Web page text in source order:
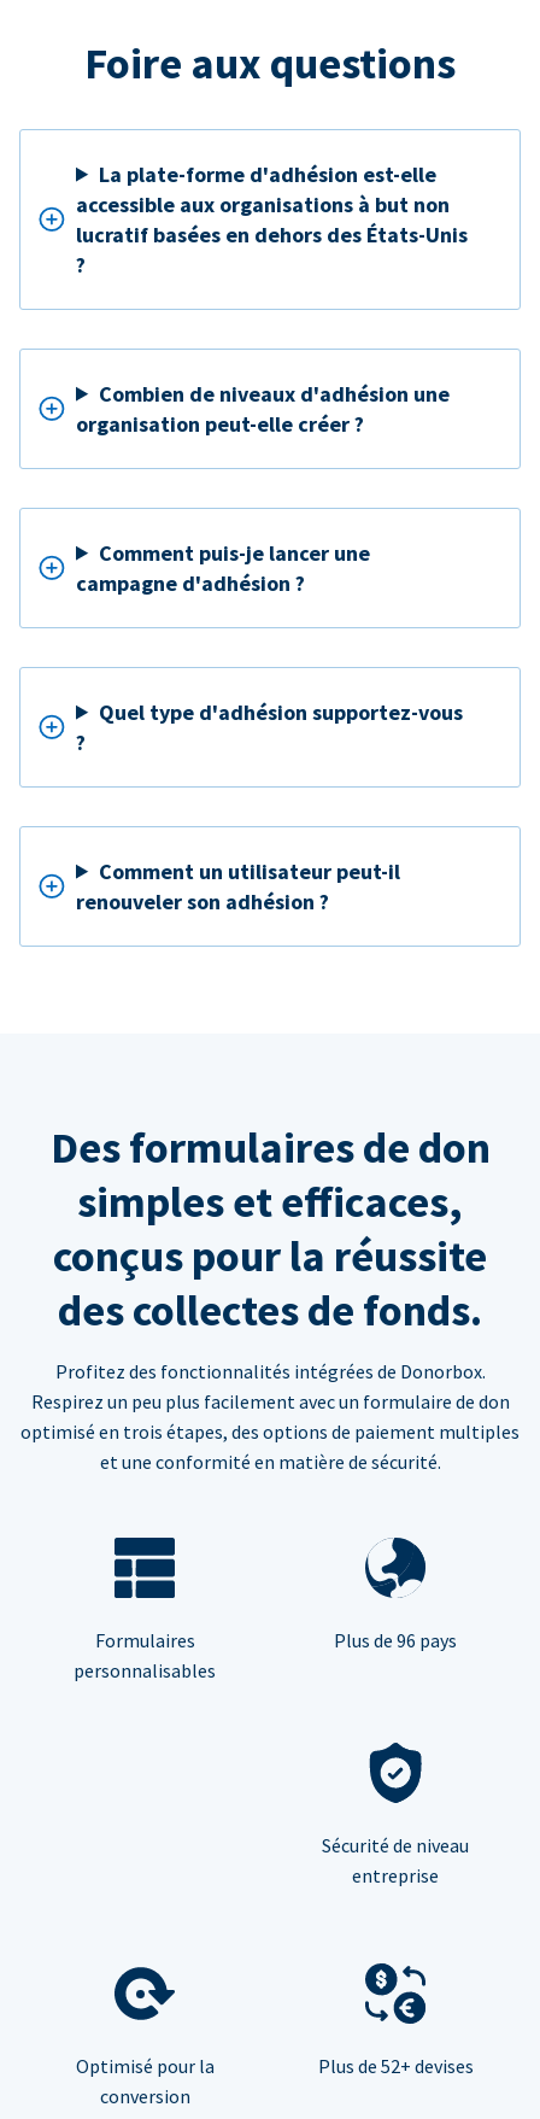
Foire aux questions
La plate-forme d'adhésion est-elle
accessible aux organisations à but non
lucratif basées en dehors des États-Unis
?
Combien de niveaux d'adhésion une
organisation peut-elle créer ?
Comment puis-je lancer une
campagne d'adhésion ?
Quel type d'adhésion supportez-vous
?
Comment un utilisateur peut-il
renouveler son adhésion ?
Des formulaires de don
simples et efficaces,
conçus pour la réussite
des collectes de fonds.
Profitez des fonctionnalités intégrées de Donorbox.
Respirez un peu plus facilement avec un formulaire de don
optimisé en trois étapes, des options de paiement multiples
et une conformité en matière de sécurité.
Formulaires
personnalisables
Plus de 96 pays
Sécurité de niveau
entreprise
Optimisé pour la
conversion
Plus de 52+ devises